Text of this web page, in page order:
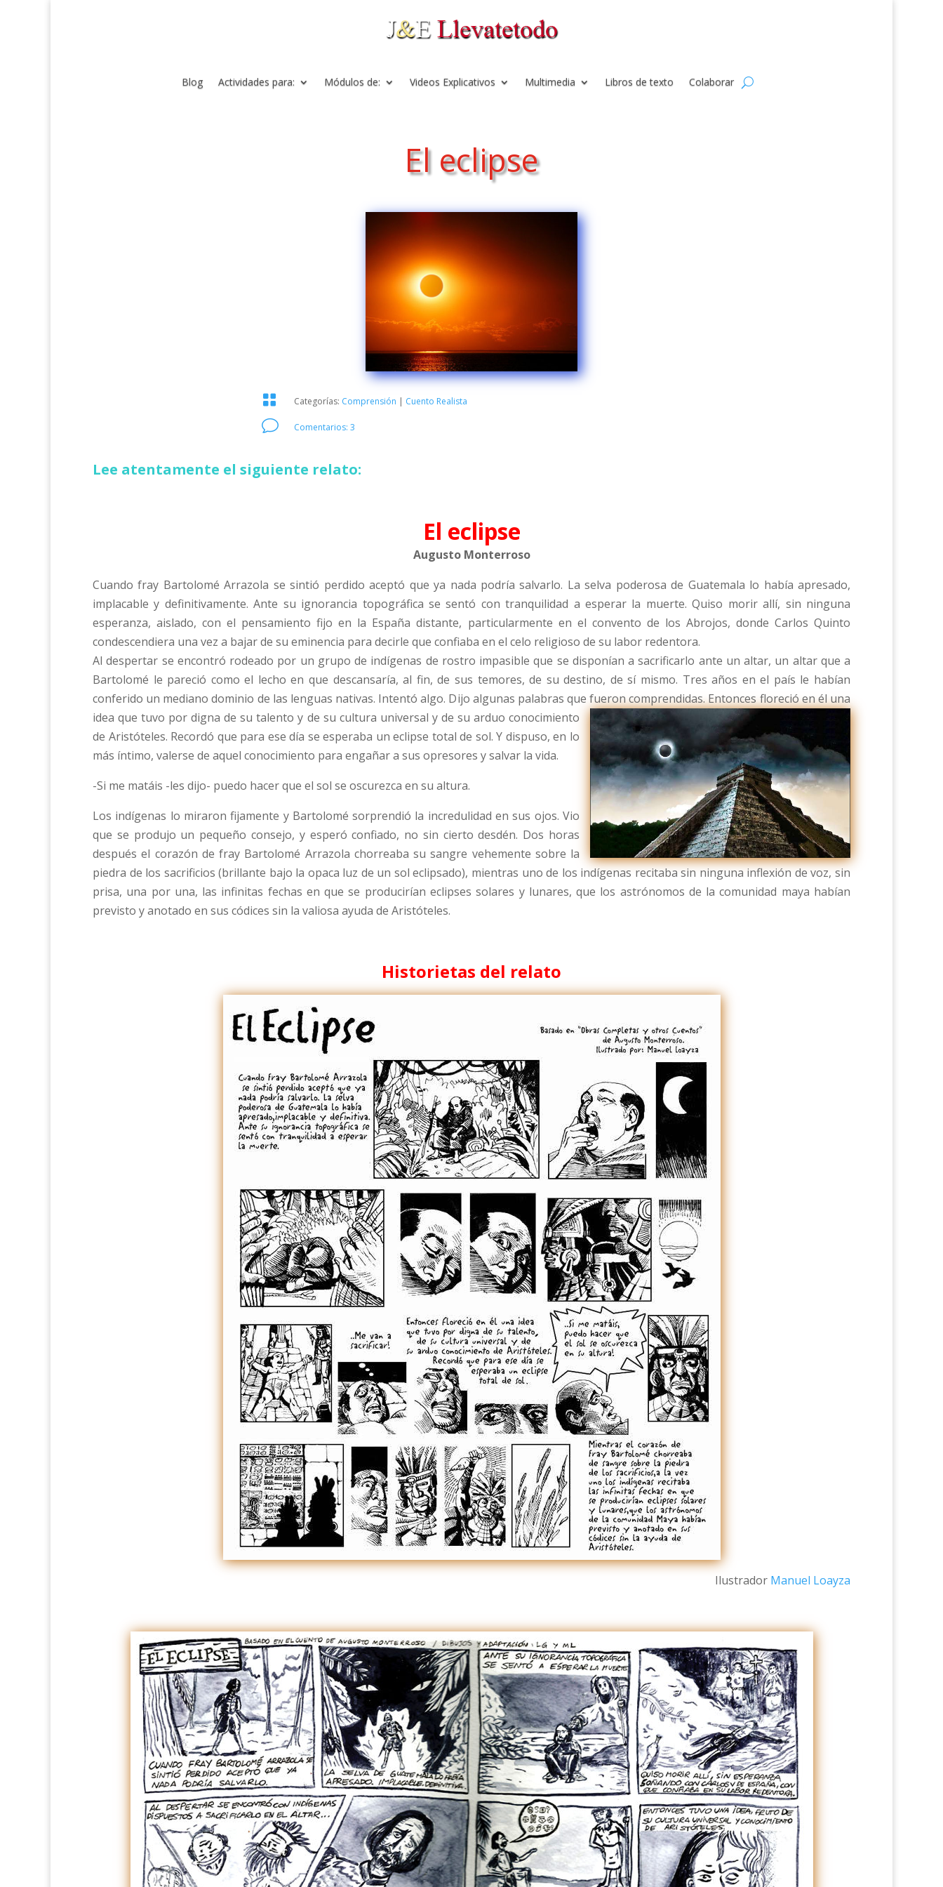
Blog Actividades para: Módulos de: Videos Explicativos Multimedia Libros de texto Colaborar
El eclipse
 Categorías: Comprensión | Cuento Realista
v Comentarios: 3
Lee atentamente el siguiente relato:
El eclipse
Augusto Monterroso
Cuando fray Bartolomé Arrazola se sintió perdido aceptó que ya nada podría salvarlo. La selva poderosa de Guatemala lo había apresado,
implacable y definitivamente. Ante su ignorancia topográfica se sentó con tranquilidad a esperar la muerte. Quiso morir allí, sin ninguna
esperanza, aislado, con el pensamiento fijo en la España distante, particularmente en el convento de los Abrojos, donde Carlos Quinto
condescendiera una vez a bajar de su eminencia para decirle que confiaba en el celo religioso de su labor redentora.
Al despertar se encontró rodeado por un grupo de indígenas de rostro impasible que se disponían a sacrificarlo ante un altar, un altar que a
Bartolomé le pareció como el lecho en que descansaría, al fin, de sus temores, de su destino, de sí mismo. Tres años en el país le habían
conferido un mediano dominio de las lenguas nativas. Intentó algo. Dijo algunas palabras que fueron comprendidas. Entonces floreció en él una
idea que tuvo por digna de su talento y de su cultura universal y de su arduo conocimiento
de Aristóteles. Recordó que para ese día se esperaba un eclipse total de sol. Y dispuso, en lo
más íntimo, valerse de aquel conocimiento para engañar a sus opresores y salvar la vida.
-Si me matáis -les dijo- puedo hacer que el sol se oscurezca en su altura.
Los indígenas lo miraron fijamente y Bartolomé sorprendió la incredulidad en sus ojos. Vio
que se produjo un pequeño consejo, y esperó confiado, no sin cierto desdén. Dos horas
después el corazón de fray Bartolomé Arrazola chorreaba su sangre vehemente sobre la
piedra de los sacrificios (brillante bajo la opaca luz de un sol eclipsado), mientras uno de los indígenas recitaba sin ninguna inflexión de voz, sin
prisa, una por una, las infinitas fechas en que se producirían eclipses solares y lunares, que los astrónomos de la comunidad maya habían
previsto y anotado en sus códices sin la valiosa ayuda de Aristóteles.
Historietas del relato
Ilustrador Manuel Loayza